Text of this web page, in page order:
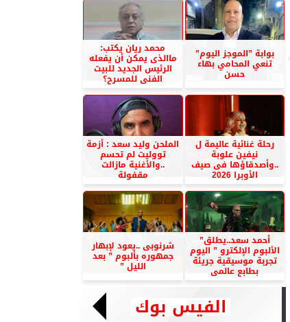
بوابة ”الموجز اليوم”
تنعي المحامي بهاء
حسن
محمد ريان يكتب:
ماالذى يمكن أن يفعله
الرئيس الجديد للبيت
الفنى للمسرح؟
رحلة غنائية عاليمة ل
نيفين علوبة
..وأصدقاؤها فى صيف
الأوبرا 2026
الملحن وليد سعد : أزمة
تووليت لم تحسم
..والأغنية مازالت
مقفولة
أحمد سعد..يطلق”
الألبوم الإلكترو ” اليوم
تجربة موسيقية جريئة
بطابع عالمى
شرنوبى ..يعود لإبهار
جمهوره بألبوم ” بعد
الليل ”
الفيس بوك